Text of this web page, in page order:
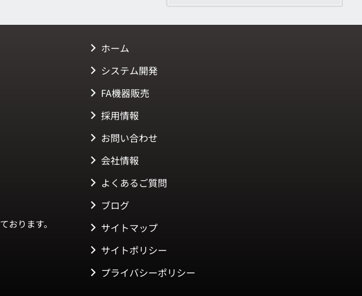
おります。
ホーム
システム開発
FA機器販売
採用情報
お問い合わせ
会社情報
よくあるご質問
ブログ
サイトマップ
サイトポリシー
プライバシーポリシー